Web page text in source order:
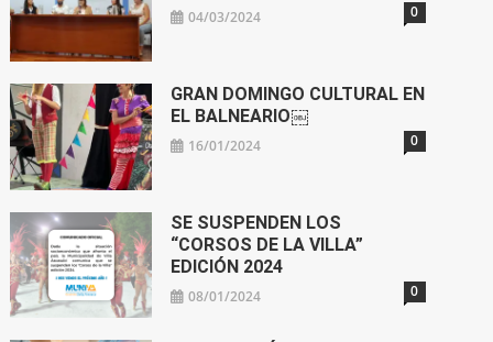
04/03/2024 0
GRAN DOMINGO CULTURAL EN
EL BALNEARIO￼
16/01/2024 0
SE SUSPENDEN LOS
“CORSOS DE LA VILLA”
EDICIÓN 2024
08/01/2024 0